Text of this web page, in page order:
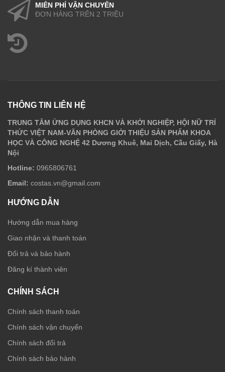
MIỄN PHÍ VẬN CHUYỂN
ĐƠN HÀNG TRÊN 2 TRIỆU
THÔNG TIN LIÊN HỆ
TRUNG TÂM ỨNG DỤNG KHCN VÀ KHỞI NGHIỆP, HỘI NỮ TRÍ
THỨC VIỆT NAM-VĂN PHÒNG GIỚI THIỆU SẢN PHẨM KHOA
HỌC VÀ CÔNG NGHỆ 42 Dương Khuê, Mai Dịch, Cầu Giấy, Hà
Nội
Hotline: 0965806761
Email: costas.vn@gmail.com
HƯỚNG DẪN
Hướng dẫn mua hàng
Giao nhận và thanh toán
Đổi trả và bảo hành
Đăng kí thành viên
CHÍNH SÁCH
Chính sách thanh toán
Chính sách vận chuyển
Chính sách đổi trả
Chính sách bảo hành